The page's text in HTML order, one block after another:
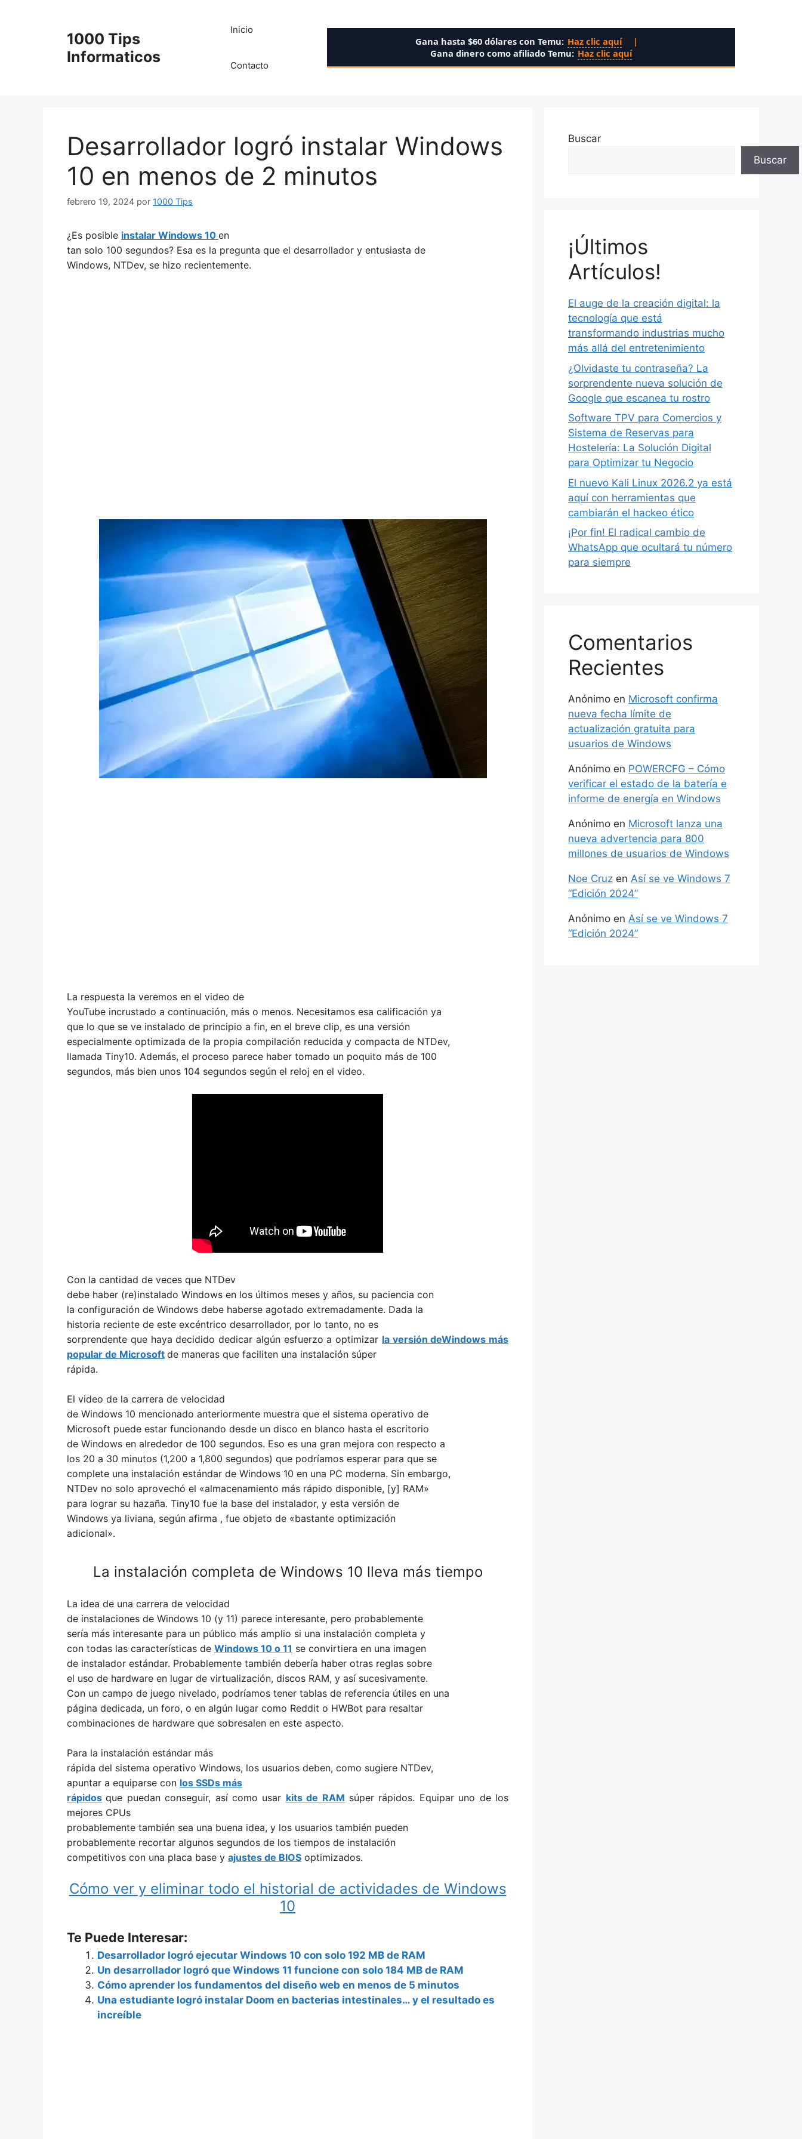
1000 Tips
Informaticos
Inicio
Contacto
Gana hasta $60 dólares con Temu: Haz clic aquí
|
Gana dinero como afiliado Temu: Haz clic aquí
Desarrollador logró instalar Windows
10 en menos de 2 minutos
febrero 19, 2024 por 1000 Tips
¿Es posible instalar Windows 10 en
tan solo 100 segundos? Esa es la pregunta que el desarrollador y entusiasta de
Windows, NTDev, se hizo recientemente.
La respuesta la veremos en el video de
YouTube incrustado a continuación, más o menos. Necesitamos esa calificación ya
que lo que se ve instalado de principio a fin, en el breve clip, es una versión
especialmente optimizada de la propia compilación reducida y compacta de NTDev,
llamada Tiny10. Además, el proceso parece haber tomado un poquito más de 100
segundos, más bien unos 104 segundos según el reloj en el video.
Con la cantidad de veces que NTDev
debe haber (re)instalado Windows en los últimos meses y años, su paciencia con
la configuración de Windows debe haberse agotado extremadamente. Dada la
historia reciente de este excéntrico desarrollador, por lo tanto, no es
sorprendente que haya decidido dedicar algún esfuerzo a optimizar la versión deWindows más
popular de Microsoft de maneras que faciliten una instalación súper
rápida.
El video de la carrera de velocidad
de Windows 10 mencionado anteriormente muestra que el sistema operativo de
Microsoft puede estar funcionando desde un disco en blanco hasta el escritorio
de Windows en alrededor de 100 segundos. Eso es una gran mejora con respecto a
los 20 a 30 minutos (1,200 a 1,800 segundos) que podríamos esperar para que se
complete una instalación estándar de Windows 10 en una PC moderna. Sin embargo,
NTDev no solo aprovechó el «almacenamiento más rápido disponible, [y] RAM»
para lograr su hazaña. Tiny10 fue la base del instalador, y esta versión de
Windows ya liviana, según afirma , fue objeto de «bastante optimización
adicional».
La instalación completa de Windows 10 lleva más tiempo
La idea de una carrera de velocidad
de instalaciones de Windows 10 (y 11) parece interesante, pero probablemente
sería más interesante para un público más amplio si una instalación completa y
con todas las características de Windows 10 o 11 se convirtiera en una imagen
de instalador estándar. Probablemente también debería haber otras reglas sobre
el uso de hardware en lugar de virtualización, discos RAM, y así sucesivamente.
Con un campo de juego nivelado, podríamos tener tablas de referencia útiles en una
página dedicada, un foro, o en algún lugar como Reddit o HWBot para resaltar
combinaciones de hardware que sobresalen en este aspecto.
Para la instalación estándar más
rápida del sistema operativo Windows, los usuarios deben, como sugiere NTDev,
apuntar a equiparse con los SSDs más
rápidos que puedan conseguir, así como usar kits de RAM súper rápidos. Equipar uno de los
mejores CPUs
probablemente también sea una buena idea, y los usuarios también pueden
probablemente recortar algunos segundos de los tiempos de instalación
competitivos con una placa base y ajustes de BIOS optimizados.
Cómo ver y eliminar todo el historial de actividades de Windows
10
Te Puede Interesar:
Desarrollador logró ejecutar Windows 10 con solo 192 MB de RAM
Un desarrollador logró que Windows 11 funcione con solo 184 MB de RAM
Cómo aprender los fundamentos del diseño web en menos de 5 minutos
Una estudiante logró instalar Doom en bacterias intestinales… y el resultado es
increíble
Buscar
Buscar
¡Últimos
Artículos!
El auge de la creación digital: la
tecnología que está
transformando industrias mucho
más allá del entretenimiento
¿Olvidaste tu contraseña? La
sorprendente nueva solución de
Google que escanea tu rostro
Software TPV para Comercios y
Sistema de Reservas para
Hostelería: La Solución Digital
para Optimizar tu Negocio
El nuevo Kali Linux 2026.2 ya está
aquí con herramientas que
cambiarán el hackeo ético
¡Por fin! El radical cambio de
WhatsApp que ocultará tu número
para siempre
Comentarios
Recientes
Anónimo en Microsoft confirma
nueva fecha límite de
actualización gratuita para
usuarios de Windows
Anónimo en POWERCFG – Cómo
verificar el estado de la batería e
informe de energía en Windows
Anónimo en Microsoft lanza una
nueva advertencia para 800
millones de usuarios de Windows
Noe Cruz en Así se ve Windows 7
“Edición 2024”
Anónimo en Así se ve Windows 7
“Edición 2024”